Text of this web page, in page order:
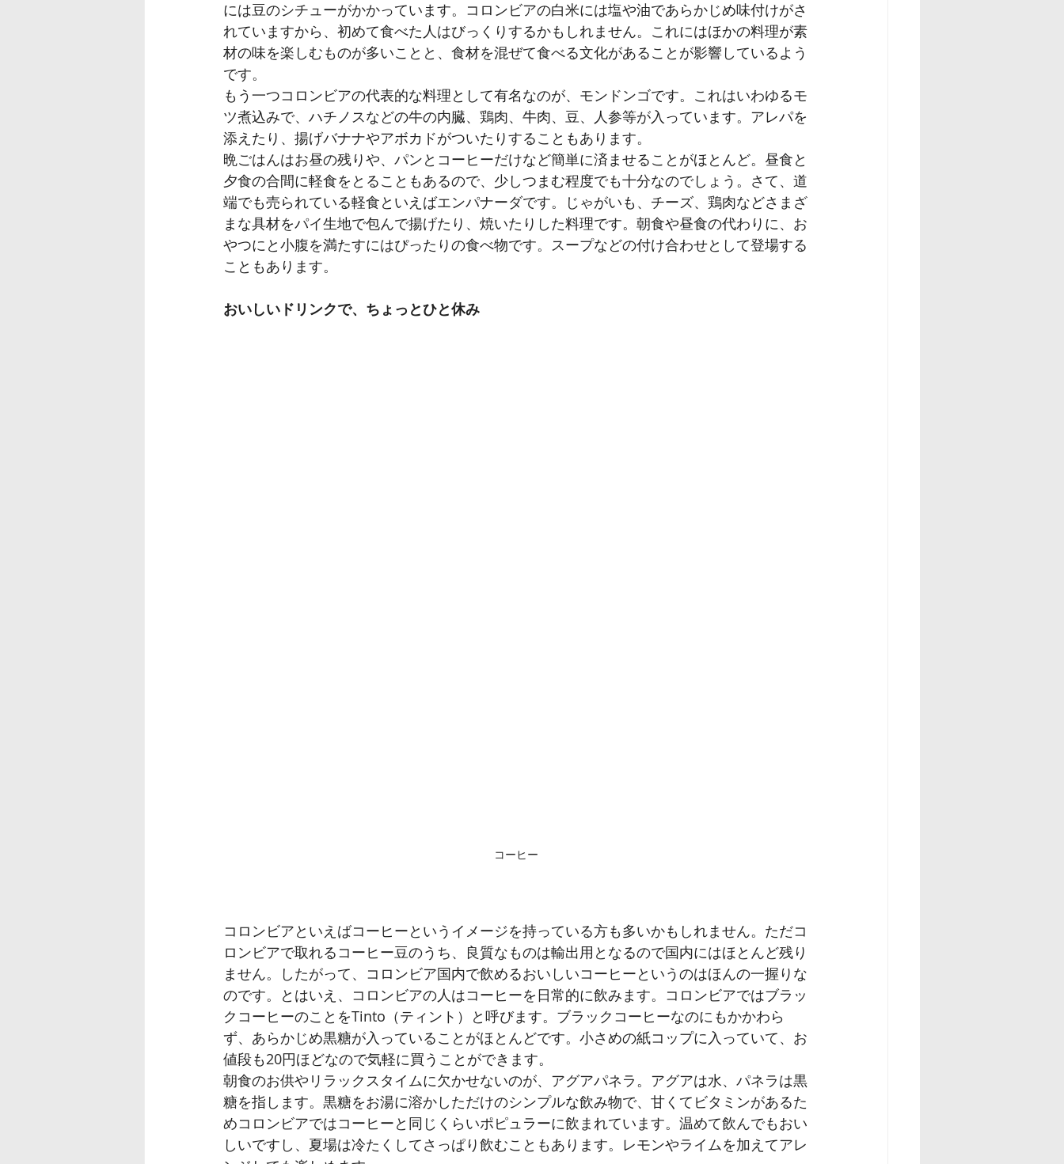
には豆のシチューがかかっています。コロンビアの白米には塩や油であらかじめ味付けがさ
れていますから、初めて食べた人はびっくりするかもしれません。これにはほかの料理が素
材の味を楽しむものが多いことと、食材を混ぜて食べる文化があることが影響しているよう
です。
もう一つコロンビアの代表的な料理として有名なのが、モンドンゴです。これはいわゆるモ
ツ煮込みで、ハチノスなどの牛の内臓、鶏肉、牛肉、豆、人参等が入っています。アレパを
添えたり、揚げバナナやアボカドがついたりすることもあります。
晩ごはんはお昼の残りや、パンとコーヒーだけなど簡単に済ませることがほとんど。昼食と
夕食の合間に軽食をとることもあるので、少しつまむ程度でも十分なのでしょう。さて、道
端でも売られている軽食といえばエンパナーダです。じゃがいも、チーズ、鶏肉などさまざ
まな具材をパイ生地で包んで揚げたり、焼いたりした料理です。朝食や昼食の代わりに、お
やつにと小腹を満たすにはぴったりの食べ物です。スープなどの付け合わせとして登場する
こともあります。
おいしいドリンクで、ちょっとひと休み
コーヒー
コロンビアといえばコーヒーというイメージを持っている方も多いかもしれません。ただコ
ロンビアで取れるコーヒー豆のうち、良質なものは輸出用となるので国内にはほとんど残り
ません。したがって、コロンビア国内で飲めるおいしいコーヒーというのはほんの一握りな
のです。とはいえ、コロンビアの人はコーヒーを日常的に飲みます。コロンビアではブラッ
クコーヒーのことをTinto（ティント）と呼びます。ブラックコーヒーなのにもかかわら
ず、あらかじめ黒糖が入っていることがほとんどです。小さめの紙コップに入っていて、お
値段も20円ほどなので気軽に買うことができます。
朝食のお供やリラックスタイムに欠かせないのが、アグアパネラ。アグアは水、パネラは黒
糖を指します。黒糖をお湯に溶かしただけのシンプルな飲み物で、甘くてビタミンがあるた
めコロンビアではコーヒーと同じくらいポピュラーに飲まれています。温めて飲んでもおい
しいですし、夏場は冷たくしてさっぱり飲むこともあります。レモンやライムを加えてアレ